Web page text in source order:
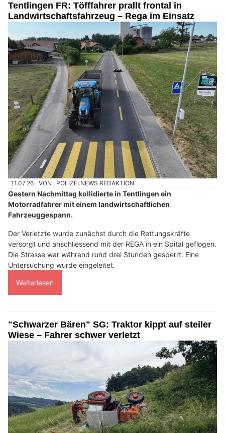
Tentlingen FR: Töfffahrer prallt frontal in
Landwirtschaftsfahrzeug – Rega im Einsatz
11.07.26 VON POLIZEI.NEWS REDAKTION
Gestern Nachmittag kollidierte in Tentlingen ein
Motorradfahrer mit einem landwirtschaftlichen
Fahrzeuggespann.
Der Verletzte wurde zunächst durch die Rettungskräfte
versorgt und anschliessend mit der REGA in ein Spital geflogen.
Die Strasse war während rund drei Stunden gesperrt. Eine
Untersuchung wurde eingeleitet.
Weiterlesen
"Schwarzer Bären" SG: Traktor kippt auf steiler
Wiese – Fahrer schwer verletzt